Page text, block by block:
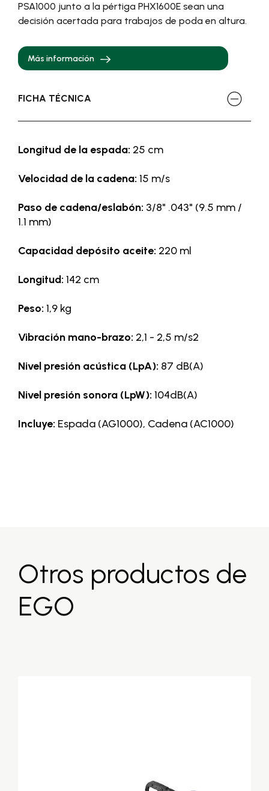
PSA1000 junto a la pértiga PHX1600E sean una
decisión acertada para trabajos de poda en altura.
Más información
FICHA TÉCNICA
Longitud de la espada: 25 cm
Velocidad de la cadena: 15 m/s
Paso de cadena/eslabón: 3/8" .043" (9.5 mm /
1.1 mm)
Capacidad depósito aceite: 220 ml
Longitud: 142 cm
Peso: 1,9 kg
Vibración mano-brazo: 2,1 - 2,5 m/s2
Nivel presión acústica (LpA): 87 dB(A)
Nivel presión sonora (LpW): 104dB(A)
Incluye: Espada (AG1000), Cadena (AC1000)
Otros productos de
EGO